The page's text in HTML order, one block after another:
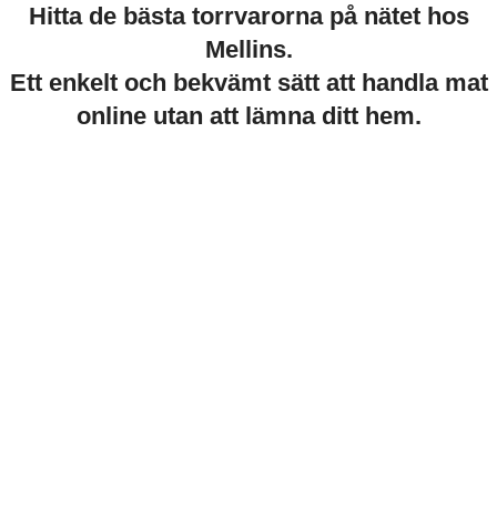
Hitta de bästa torrvarorna på nätet hos
Mellins.
Ett enkelt och bekvämt sätt att handla mat
online utan att lämna ditt hem.